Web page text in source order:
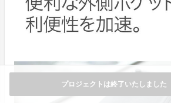
プロジェクトは終了いたしました